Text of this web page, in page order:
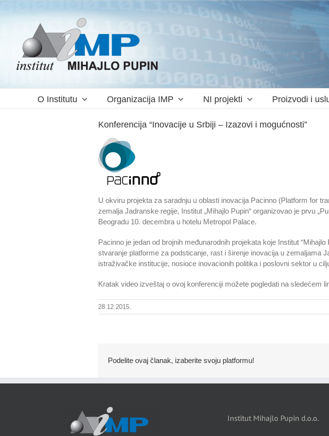
O Institutu Organizacija IMP NI projekti Proizvodi i
Konferencija “Inovacije u Srbiji – Izazovi i mogućnosti”
U okviru projekta za saradnju u oblasti inovacija Pacinno (Platform for
zemalja Jadranske regije, Institut „Mihajlo Pupin“ organizovao je prvu
Beogradu 10. decembra u hotelu Metropol Palace.
Pacinno je jedan od brojnih međunarodnih projekata koje Institut
stvaranje platforme za podsticanje, rast i širenje inovacija u zemaljama
istraživačke institucije, nosioce inovacionih politika i poslovni sektor u
Kratak video izveštaj o ovoj konferenciji možete pogledati na sledećem
28.12.2015.
Podelite ovaj članak, izaberite svoju platformu!
Institut Mihajlo Pupin d.o.o.